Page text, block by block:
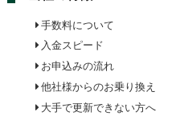
手数料について
入金スピード
お申込みの流れ
他社様からのお乗り換え
大手で更新できない方へ